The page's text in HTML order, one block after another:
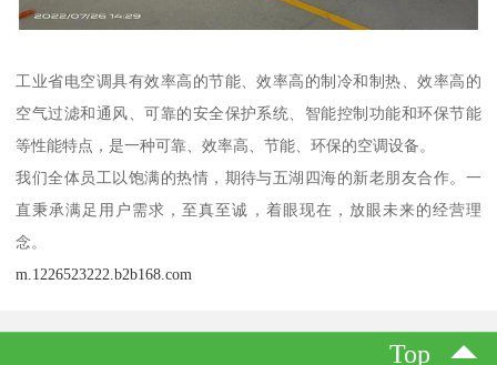
工业省电空调具有效率高的节能、效率高的制冷和制热、效率高的
空气过滤和通风、可靠的安全保护系统、智能控制功能和环保节能
等性能特点，是一种可靠、效率高、节能、环保的空调设备。
我们全体员工以饱满的热情，期待与五湖四海的新老朋友合作。一
直秉承满足用户需求，至真至诚，着眼现在，放眼未来的经营理
念。
m.1226523222.b2b168.com
Top